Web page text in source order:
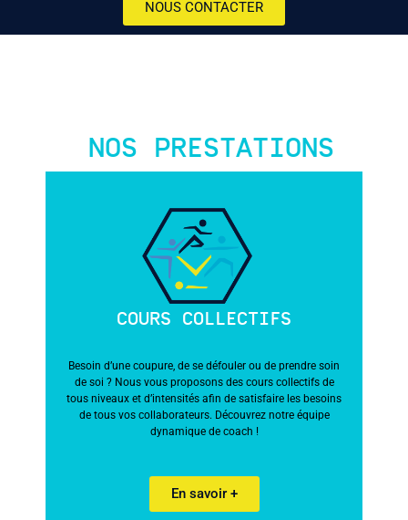
NOUS CONTACTER
NOS PRESTATIONS
COURS COLLECTIFS
Besoin d’une coupure, de se défouler ou de prendre soin
de soi ? Nous vous proposons des cours collectifs de
tous niveaux et d’intensités afin de satisfaire les besoins
de tous vos collaborateurs. Découvrez notre équipe
dynamique de coach !
En savoir +